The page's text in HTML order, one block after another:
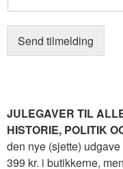
e
r
v
n
v
Send tilmelding
JULEGAVER TIL
HISTORIE, POLITIK
den nye (sjette)
399 kr. i butikkerne,